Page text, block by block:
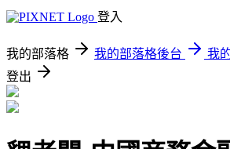
登入
我的部落格 我的部落格後台
我
登出